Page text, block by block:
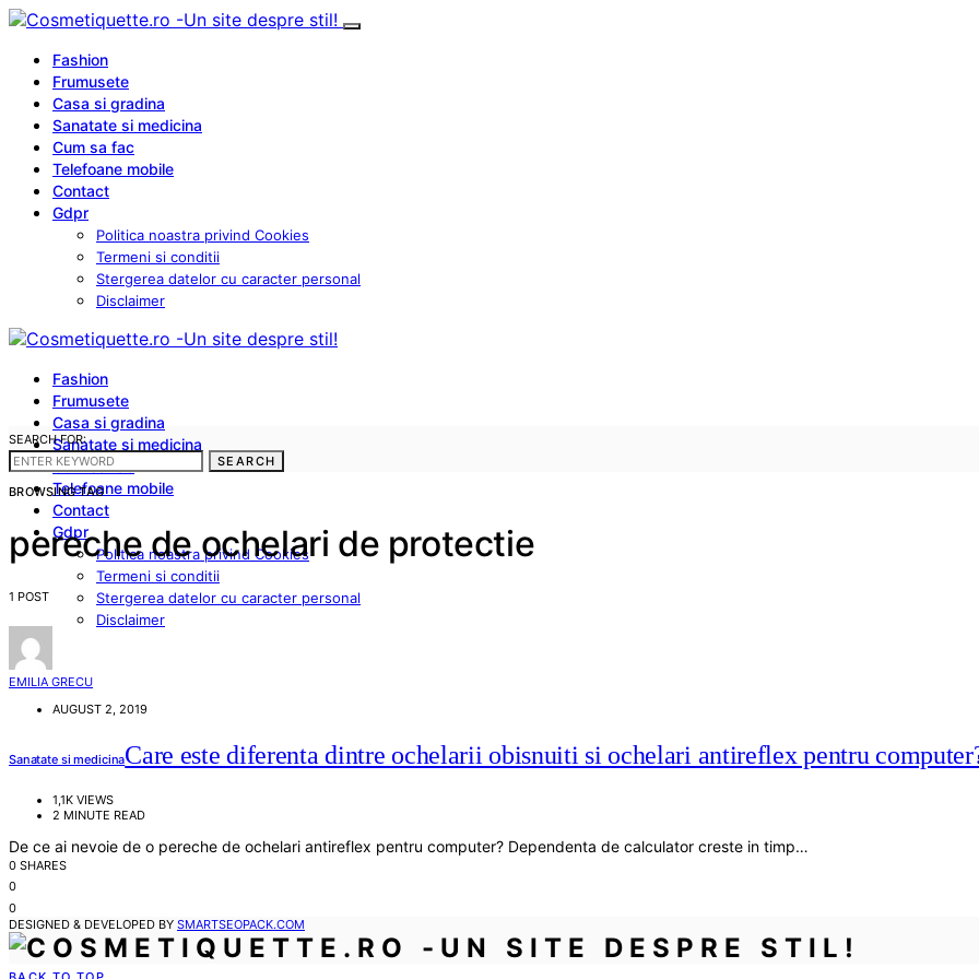
Fashion
Frumusete
Casa si gradina
Sanatate si medicina
Cum sa fac
Telefoane mobile
Contact
Gdpr
Politica noastra privind Cookies
Termeni si conditii
Stergerea datelor cu caracter personal
Disclaimer
Fashion
Frumusete
Casa si gradina
Sanatate si medicina
Cum sa fac
Telefoane mobile
Contact
Gdpr
Politica noastra privind Cookies
Termeni si conditii
Stergerea datelor cu caracter personal
Disclaimer
SEARCH FOR:
SEARCH
BROWSING TAG
pereche de ochelari de protectie
1 POST
EMILIA GRECU
AUGUST 2, 2019
Sanatate si medicinaCare este diferenta dintre ochelarii obisnuiti si ochelari antireflex pentru
1,1K VIEWS
2 MINUTE READ
De ce ai nevoie de o pereche de ochelari antireflex pentru computer? Dependenta de calculator creste in timp…
0 SHARES
0
0
DESIGNED & DEVELOPED BY SMARTSEOPACK.COM